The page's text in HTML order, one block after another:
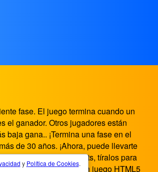
fase. El juego termina cuando un
el ganador. Otros jugadores están
gana.. ¡Termina una fase en el
de 30 años. ¡Ahora, puede llevarte
Cuando tengas tus sets, tíralos para
Fase 10 es un juego HTML5
y Política de Cookies.